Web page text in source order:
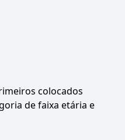
colocados
de faixa etária e